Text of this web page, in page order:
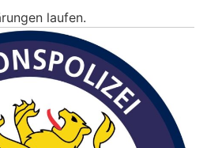
laufen.